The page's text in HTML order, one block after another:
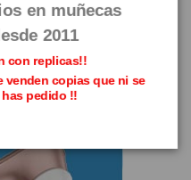
en muñecas
2011
con replicas!!
venden copias que ni se
has pedido !!